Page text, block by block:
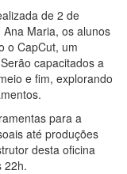
de 2 de
Maria, os alunos
o CapCut, um
capacitados a
e fim, explorando
para a
até produções
desta oficina
22h.